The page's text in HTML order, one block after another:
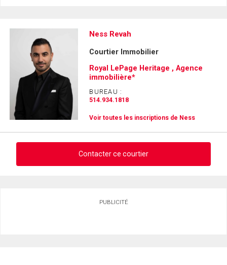
Ness Revah
Courtier Immobilier
Royal LePage Heritage , Agence
immobilière*
BUREAU :
514.934.1818
Voir toutes les inscriptions de Ness
Contacter ce courtier
PUBLICITÉ